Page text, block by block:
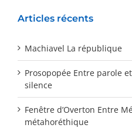
Articles récents
Machiavel La république
Prosopopée Entre parole
silence
Fenêtre d’Overton Entre
métahoréthique